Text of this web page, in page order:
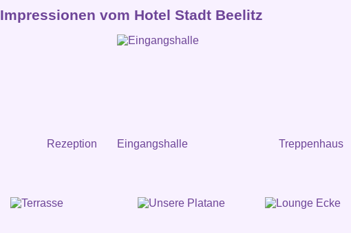
Impressionen vom Hotel Stadt Beelitz
Rezeption Eingangshalle Treppenhaus